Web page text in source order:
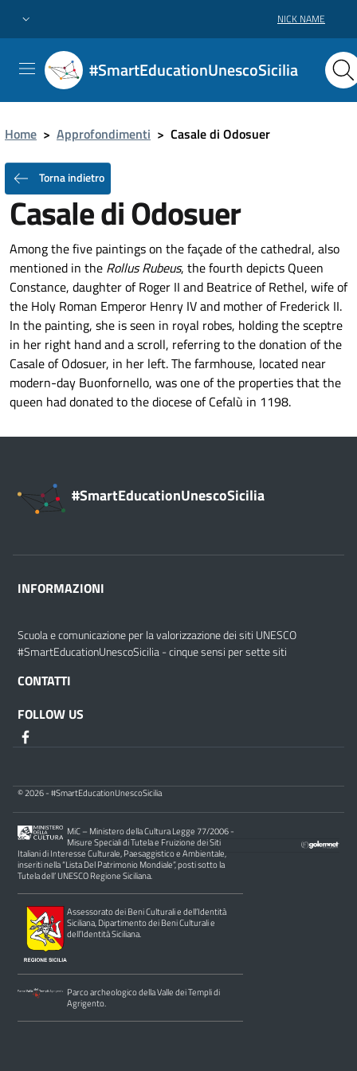
NICK NAME
#SmartEducationUnescoSicilia
Home > Approfondimenti > Casale di Odosuer
Torna indietro
Casale di Odosuer
Among the five paintings on the façade of the cathedral, also
mentioned in the Rollus Rubeus, the fourth depicts Queen
Constance, daughter of Roger II and Beatrice of Rethel, wife of
the Holy Roman Emperor Henry IV and mother of Frederick II.
In the painting, she is seen in royal robes, holding the sceptre
in her right hand and a scroll, referring to the donation of the
Casale of Odosuer, in her left. The farmhouse, located near
modern-day Buonfornello, was one of the properties that the
queen had donated to the diocese of Cefalù in 1198.
#SmartEducationUnescoSicilia
INFORMAZIONI
Scuola e comunicazione per la valorizzazione dei siti UNESCO
#SmartEducationUnescoSicilia - cinque sensi per sette siti
CONTATTI
FOLLOW US
© 2026 - #SmartEducationUnescoSicilia
MiC – Ministero della Cultura Legge 77/2006 -
Misure Speciali di Tutela e Fruizione dei Siti
Italiani di Interesse Culturale, Paesaggistico e Ambientale,
inseriti nella “Lista Del Patrimonio Mondiale”, posti sotto la
Tutela dell’ UNESCO Regione Siciliana.
Assessorato dei Beni Culturali e dell’Identità
Siciliana, Dipartimento dei Beni Culturali e
dell’Identità Siciliana.
Parco archeologico della Valle dei Templi di
Agrigento.